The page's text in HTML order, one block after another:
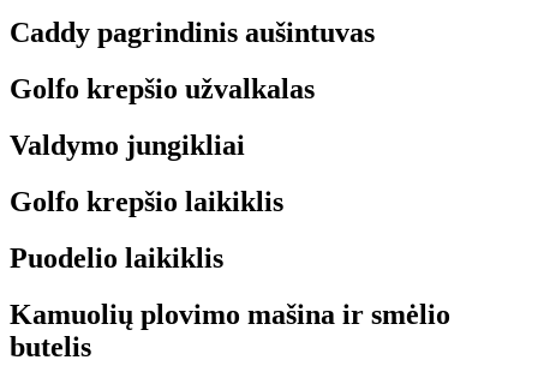
Caddy pagrindinis aušintuvas
Golfo krepšio užvalkalas
Valdymo jungikliai
Golfo krepšio laikiklis
Puodelio laikiklis
Kamuolių plovimo mašina ir smėlio
butelis